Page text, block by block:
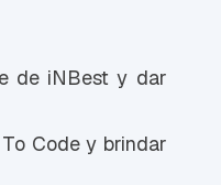
de iNBest y dar
Code y brindar